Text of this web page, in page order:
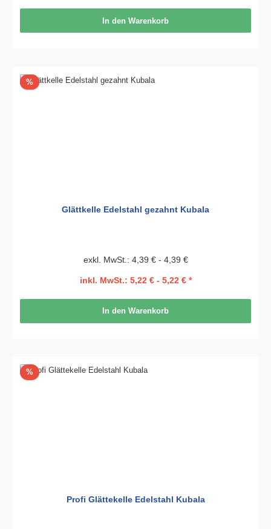
In den Warenkorb
%Rabatt
Glättkelle Edelstahl gezahnt Kubala
exkl. MwSt.: 4,39 € - 4,39 €
inkl. MwSt.: 5,22 € - 5,22 € *
In den Warenkorb
%Rabatt
Profi Glättekelle Edelstahl Kubala